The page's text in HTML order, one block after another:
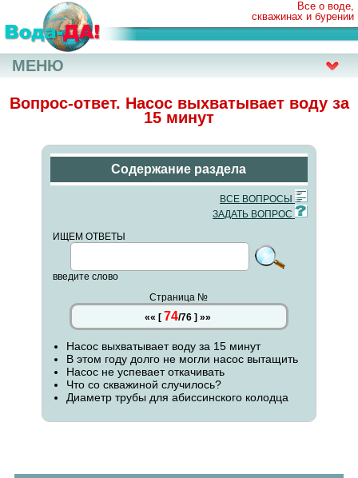
Все о воде,
скважинах и бурении
Вопрос-ответ. Насос выхватывает воду за
15 минут
Содержание раздела
ВСЕ ВОПРОСЫ
ЗАДАТЬ ВОПРОС
ИЩЕМ ОТВЕТЫ
введите слово
Страница №
«« [ 74/76] »»
Насос выхватывает воду за 15 минут
В этом году долго не могли насос вытащить
Насос не успевает откачивать
Что со скважиной случилось?
Диаметр трубы для абиссинского колодца
МЕНЮ